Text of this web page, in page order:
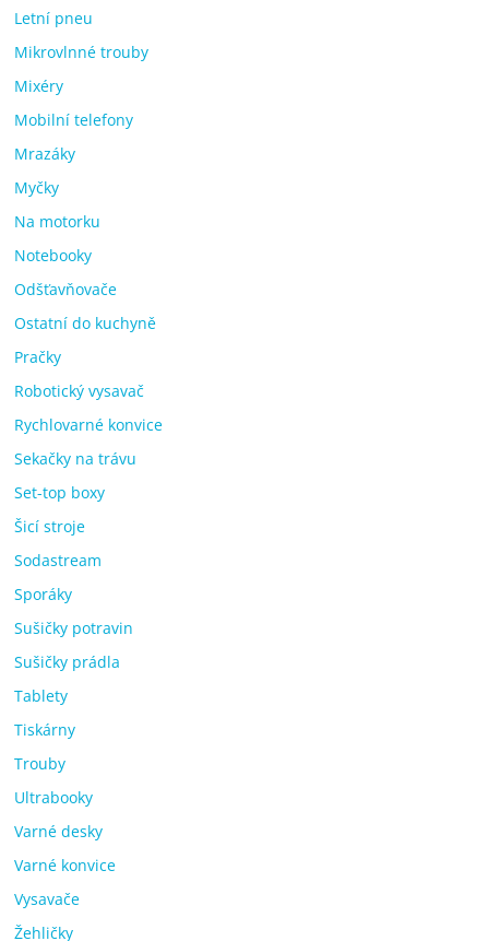
Letní pneu
Mikrovlnné trouby
Mixéry
Mobilní telefony
Mrazáky
Myčky
Na motorku
Notebooky
Odšťavňovače
Ostatní do kuchyně
Pračky
Robotický vysavač
Rychlovarné konvice
Sekačky na trávu
Set-top boxy
Šicí stroje
Sodastream
Sporáky
Sušičky potravin
Sušičky prádla
Tablety
Tiskárny
Trouby
Ultrabooky
Varné desky
Varné konvice
Vysavače
Žehličky